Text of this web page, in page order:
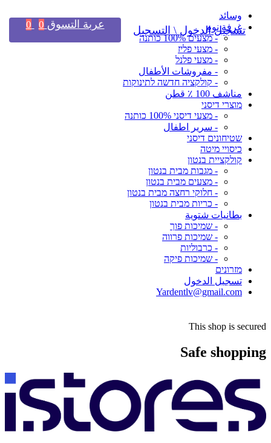
وسائد
غرفة نوم
- מצעים 100% כותנה
- מצעי פליז
- מצעי פלנל
- مفروشات الأطفال
- קולקציה חדשה לתינוקות
مناشف 100 ٪ قطن
מוצרי דיסני
- מצעי דיסני 100% כותנה
- سرير اطفال
שטיחונים דיסני
כיסויי מיטה
קולקציית בנטון
- מגבות מבית בנטון
- מצעים מבית בנטון
- חלוקי רחצה מבית בנטון
- כריות מבית בנטון
بطانيات شتوية
- שמיכות פוך
- שמיכות פרווה
- כרבוליות
- שמיכות פיקה
מזרונים
تسجيل الدخول
Yardentlv@gmail.com
This shop is secured
Safe shopping
تسجيل الدخول \ التسجيل عربة التسوق 0
0